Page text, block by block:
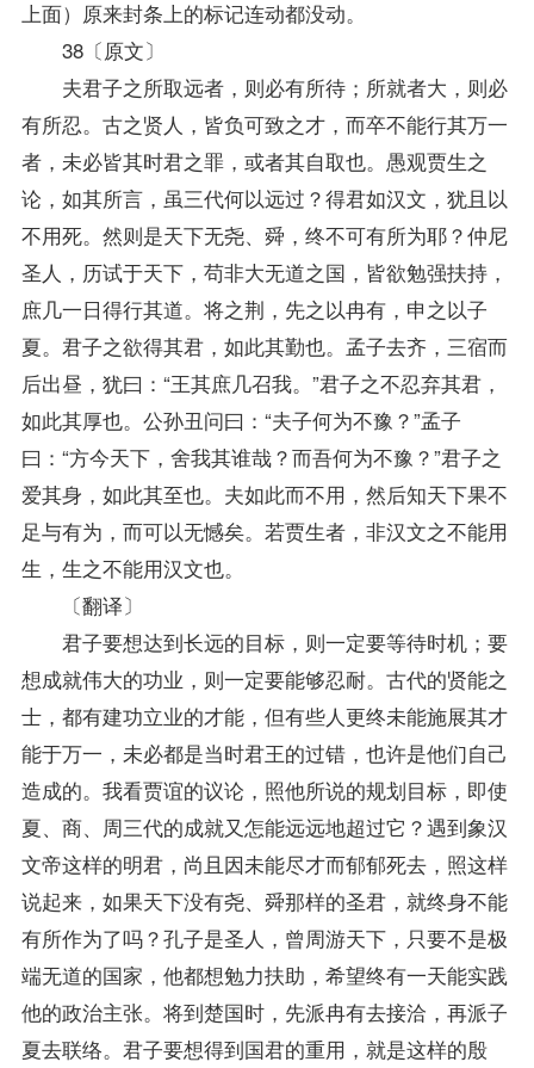
上面）原来封条上的标记连动都没动。
38〔原文〕
夫君子之所取远者，则必有所待；所就者大，则必
有所忍。古之贤人，皆负可致之才，而卒不能行其万一
者，未必皆其时君之罪，或者其自取也。愚观贾生之
论，如其所言，虽三代何以远过？得君如汉文，犹且以
不用死。然则是天下无尧、舜，终不可有所为耶？仲尼
圣人，历试于天下，苟非大无道之国，皆欲勉强扶持，
庶几一日得行其道。将之荆，先之以冉有，申之以子
夏。君子之欲得其君，如此其勤也。孟子去齐，三宿而
后出昼，犹曰：“王其庶几召我。”君子之不忍弃其君，
如此其厚也。公孙丑问曰：“夫子何为不豫？”孟子
曰：“方今天下，舍我其谁哉？而吾何为不豫？”君子之
爱其身，如此其至也。夫如此而不用，然后知天下果不
足与有为，而可以无憾矣。若贾生者，非汉文之不能用
生，生之不能用汉文也。
〔翻译〕
君子要想达到长远的目标，则一定要等待时机；要
想成就伟大的功业，则一定要能够忍耐。古代的贤能之
士，都有建功立业的才能，但有些人更终未能施展其才
能于万一，未必都是当时君王的过错，也许是他们自己
造成的。我看贾谊的议论，照他所说的规划目标，即使
夏、商、周三代的成就又怎能远远地超过它？遇到象汉
文帝这样的明君，尚且因未能尽才而郁郁死去，照这样
说起来，如果天下没有尧、舜那样的圣君，就终身不能
有所作为了吗？孔子是圣人，曾周游天下，只要不是极
端无道的国家，他都想勉力扶助，希望终有一天能实践
他的政治主张。将到楚国时，先派冉有去接洽，再派子
夏去联络。君子要想得到国君的重用，就是这样的殷